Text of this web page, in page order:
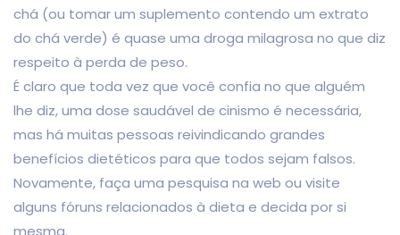
chá (ou tomar um suplemento contendo um extrato
do chá verde) é quase uma droga milagrosa no que diz
respeito à perda de peso.
É claro que toda vez que você confia no que alguém
lhe diz, uma dose saudável de cinismo é necessária,
mas há muitas pessoas reivindicando grandes
benefícios dietéticos para que todos sejam falsos.
Novamente, faça uma pesquisa na web ou visite
alguns fóruns relacionados à dieta e decida por si
mesma.